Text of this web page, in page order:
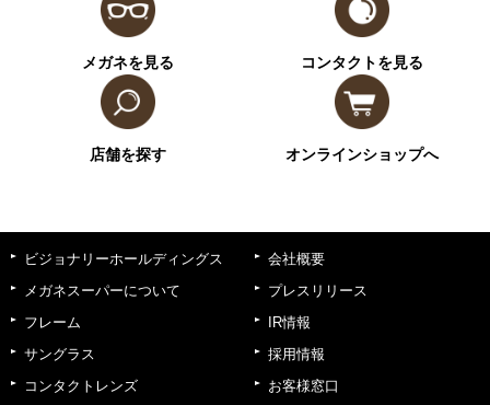
メガネを見る コンタクトを見る
店舗を探す オンラインショップへ
ビジョナリーホールディングス
メガネスーパーについて
フレーム
サングラス
コンタクトレンズ
会社概要
プレスリリース
IR情報
採用情報
お客様窓口